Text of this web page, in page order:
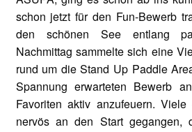
schon jetzt für den Fun-Bewerb
den schönen See entlang
Nachmittag sammelte sich eine
rund um die Stand Up Paddle
Spannung erwarteten Bewerb
Favoriten aktiv anzufeuern.
nervös an den Start gegangen,